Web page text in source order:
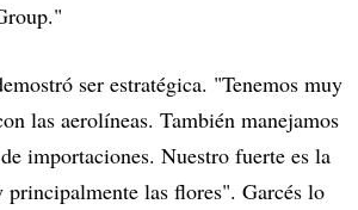
ser estratégica. "Tenemos muy
las aerolíneas. También manejamos
importaciones. Nuestro fuerte es la
principalmente las flores". Garcés lo